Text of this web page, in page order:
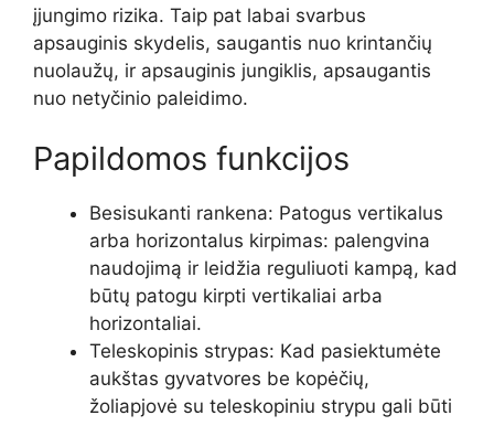
įjungimo rizika. Taip pat labai svarbus
apsauginis skydelis, saugantis nuo krintančių
nuolaužų, ir apsauginis jungiklis, apsaugantis
nuo netyčinio paleidimo.
Papildomos funkcijos
Besisukanti rankena: Patogus vertikalus
arba horizontalus kirpimas: palengvina
naudojimą ir leidžia reguliuoti kampą, kad
būtų patogu kirpti vertikaliai arba
horizontaliai.
Teleskopinis strypas: Kad pasiektumėte
aukštas gyvatvores be kopėčių,
žoliapjovė su teleskopiniu strypu gali būti